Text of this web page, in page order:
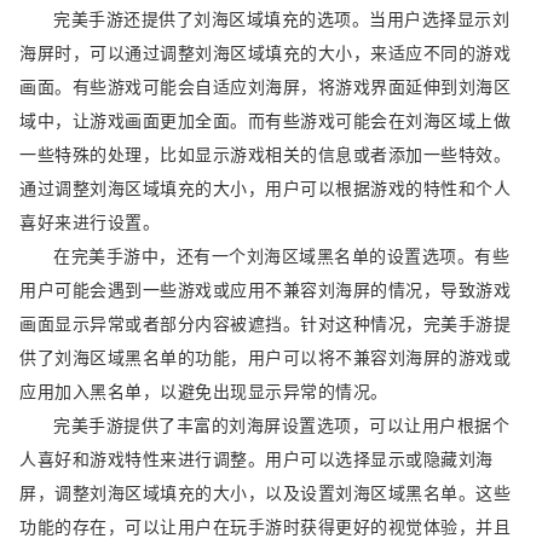
完美手游还提供了刘海区域填充的选项。当用户选择显示刘
海屏时，可以通过调整刘海区域填充的大小，来适应不同的游戏
画面。有些游戏可能会自适应刘海屏，将游戏界面延伸到刘海区
域中，让游戏画面更加全面。而有些游戏可能会在刘海区域上做
一些特殊的处理，比如显示游戏相关的信息或者添加一些特效。
通过调整刘海区域填充的大小，用户可以根据游戏的特性和个人
喜好来进行设置。
在完美手游中，还有一个刘海区域黑名单的设置选项。有些
用户可能会遇到一些游戏或应用不兼容刘海屏的情况，导致游戏
画面显示异常或者部分内容被遮挡。针对这种情况，完美手游提
供了刘海区域黑名单的功能，用户可以将不兼容刘海屏的游戏或
应用加入黑名单，以避免出现显示异常的情况。
完美手游提供了丰富的刘海屏设置选项，可以让用户根据个
人喜好和游戏特性来进行调整。用户可以选择显示或隐藏刘海
屏，调整刘海区域填充的大小，以及设置刘海区域黑名单。这些
功能的存在，可以让用户在玩手游时获得更好的视觉体验，并且